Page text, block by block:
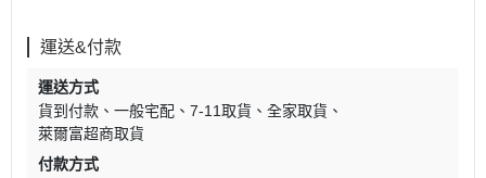
運送&付款
運送方式
貨到付款
一般宅配 7-11取貨
全家取貨
萊爾富超商取貨
付款方式